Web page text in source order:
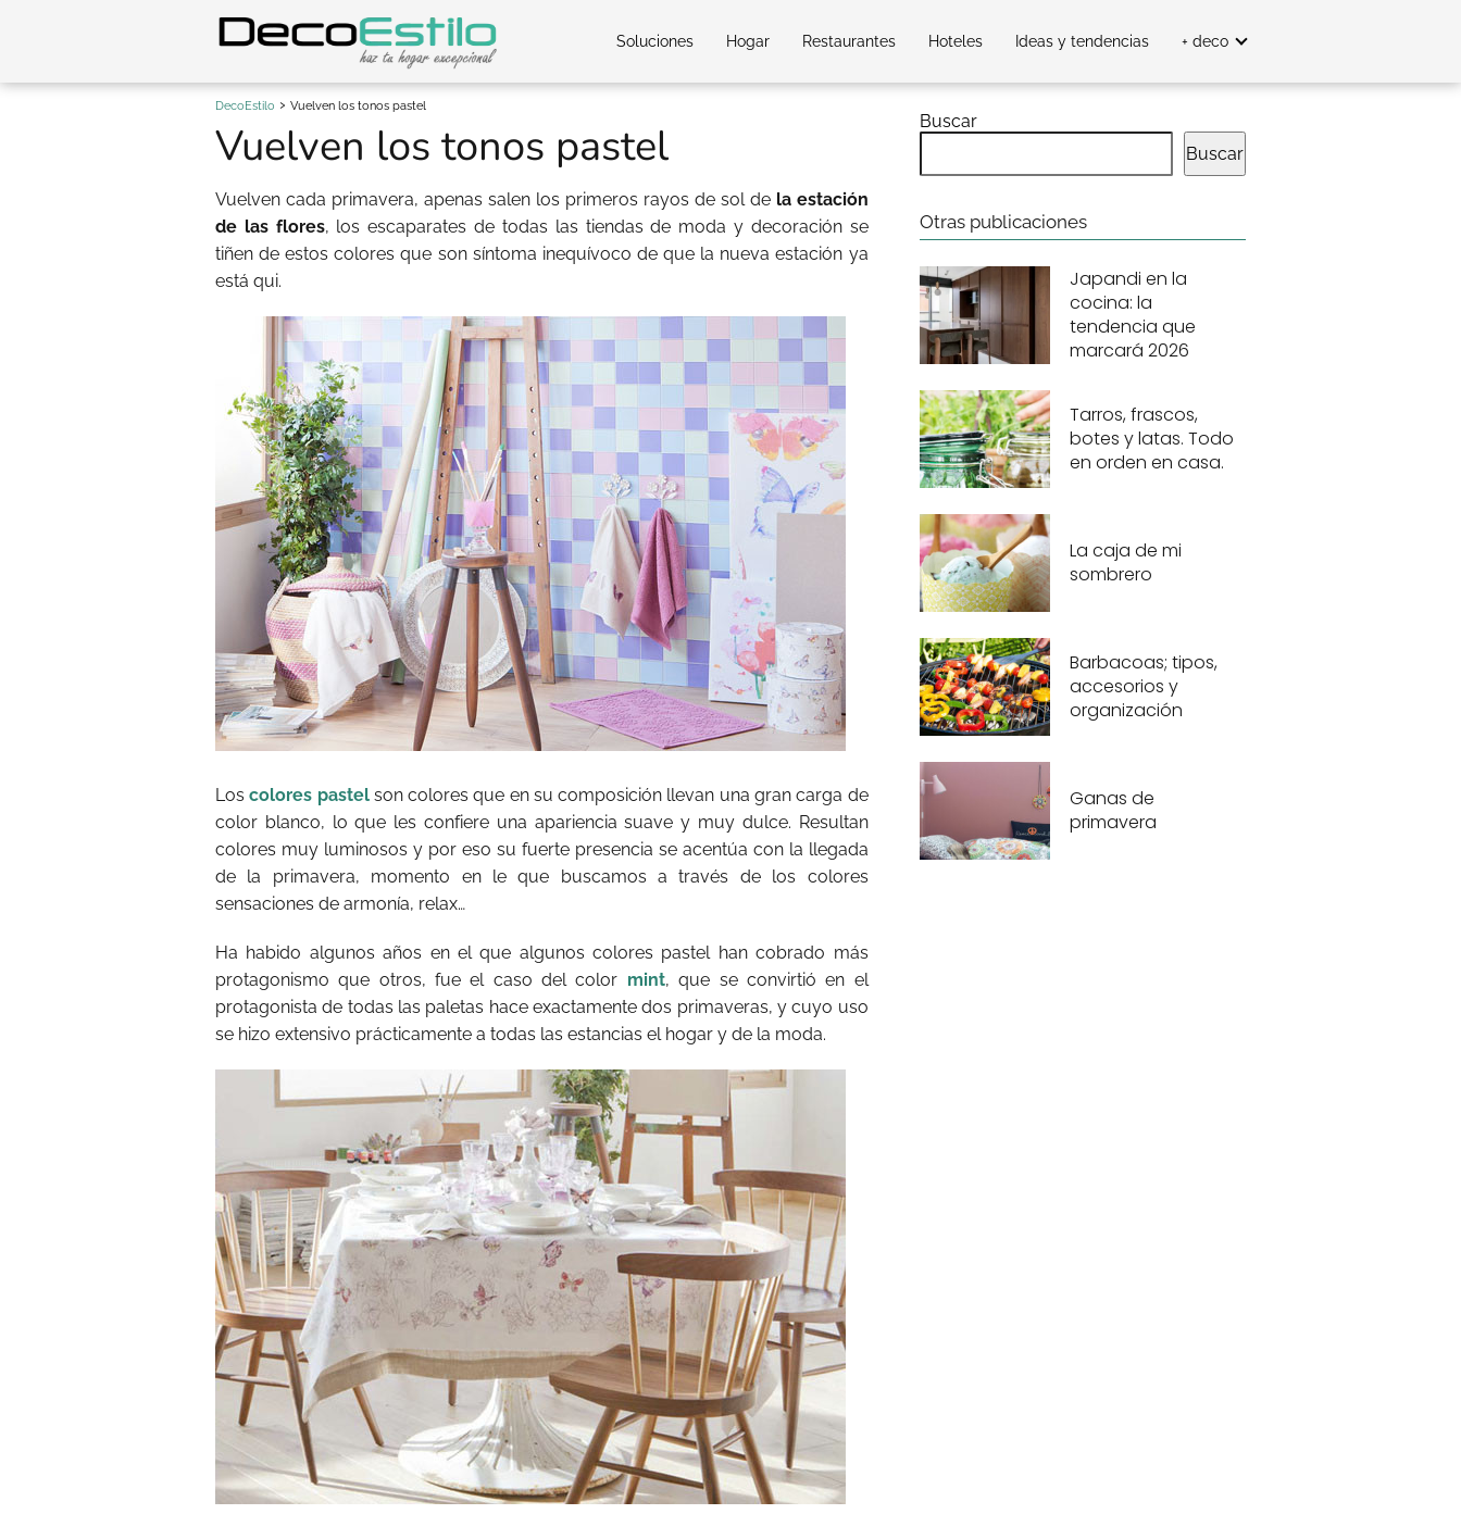
Soluciones Hogar Restaurantes Hoteles Ideas y tendencias + deco
DecoEstilo Vuelven los tonos pastel
Vuelven los tonos pastel
Vuelven cada primavera, apenas salen los primeros rayos de sol de la estación
de las flores, los escaparates de todas las tiendas de moda y decoración se
tiñen de estos colores que son síntoma inequívoco de que la nueva estación ya
está qui.
Loscolores pastelson colores que en su composición llevan una gran carga de
color blanco, lo que les confiere una apariencia suave y muy dulce. Resultan
colores muy luminosos y por eso su fuerte presencia se acentúa con la llegada
de la primavera, momento en le que buscamos a través de los colores
sensaciones de armonía, relax…
Ha habido algunos años en el que algunos colores pastel han cobrado más
protagonismo que otros, fue el caso del color mint, que se convirtió en el
protagonista de todas las paletas hace exactamente dos primaveras, y cuyo uso
se hizo extensivo prácticamente a todas las estancias el hogar y de la moda.
Buscar
Buscar
Otras publicaciones
Japandi en la
cocina: la
tendencia que
marcará 2026
Tarros, frascos,
botes y latas. Todo
en orden en casa.
La caja de mi
sombrero
Barbacoas; tipos,
accesorios y
organización
Ganas de
primavera